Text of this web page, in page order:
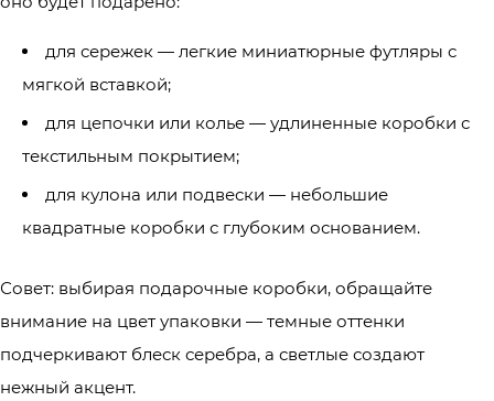
для сережек — легкие миниатюрные футляры с
мягкой вставкой;
для цепочки или колье — удлиненные коробки с
текстильным покрытием;
для кулона или подвески — небольшие
квадратные коробки с глубоким основанием.
Совет: выбирая подарочные коробки, обращайте
внимание на цвет упаковки — темные оттенки
подчеркивают блеск серебра, а светлые создают
нежный акцент.